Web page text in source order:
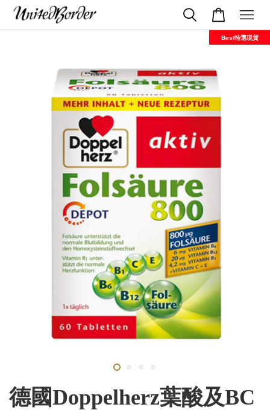
Best特選現貨
德國Doppelherz葉酸及BC